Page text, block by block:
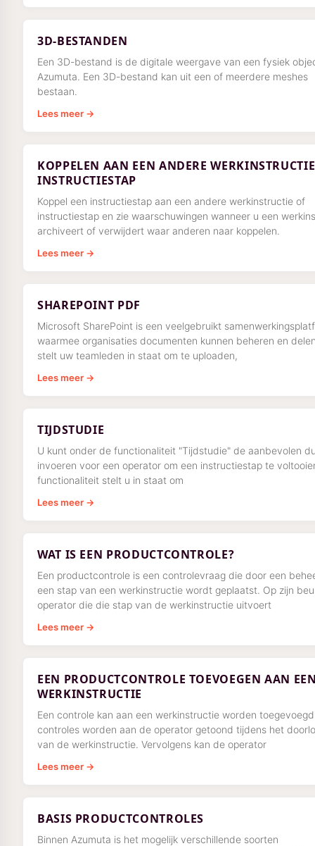
3D-BESTANDEN
Een 3D-bestand is de digitale weergave van een fysiek
Azumuta. Een 3D-bestand kan uit een of meerdere meshes
bestaan.
Lees meer →
KOPPELEN AAN EEN ANDERE
INSTRUCTIESTAP
Koppel een instructiestap aan een andere werkinstructie of
instructiestap en zie waarschuwingen wanneer u een
archiveert of verwijdert waar anderen naar koppelen.
Lees meer →
SHAREPOINT PDF
Microsoft SharePoint is een veelgebruikt
waarmee organisaties documenten kunnen beheren en
stelt uw teamleden in staat om te uploaden,
Lees meer →
TIJDSTUDIE
U kunt onder de functionaliteit "Tijdstudie" de aanbevolen
invoeren voor een operator om een instructiestap te
functionaliteit stelt u in staat om
Lees meer →
WAT IS EEN PRODUCTCONTROLE?
Een productcontrole is een controlevraag die door een
een stap van een werkinstructie wordt geplaatst. Op zijn
operator die die stap van de werkinstructie uitvoert
Lees meer →
EEN PRODUCTCONTROLE TOEVOEGEN AAN
WERKINSTRUCTIE
Een controle kan aan een werkinstructie worden
controles worden aan de operator getoond tijdens het
van de werkinstructie. Vervolgens kan de operator
Lees meer →
BASIS PRODUCTCONTROLES
Binnen Azumuta is het mogelijk verschillende soorten